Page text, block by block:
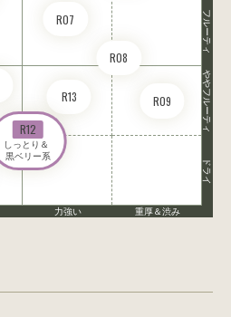
R07
R08
R09
R12
しっとり＆
黒ベリー系
R13
フルーティ
ややフルーティ
ドライ
力強い 重厚＆渋み